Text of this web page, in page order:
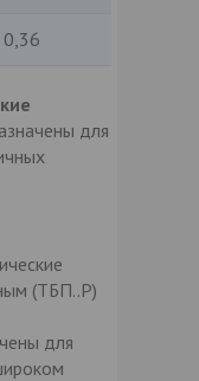
0,36
для
(ТБП..Р)
для